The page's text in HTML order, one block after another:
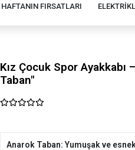
HAFTANIN FIRSATLARI
Kız Çocuk Spor Ayakkabı
Taban"
Anarok Taban: Yumuşak ve